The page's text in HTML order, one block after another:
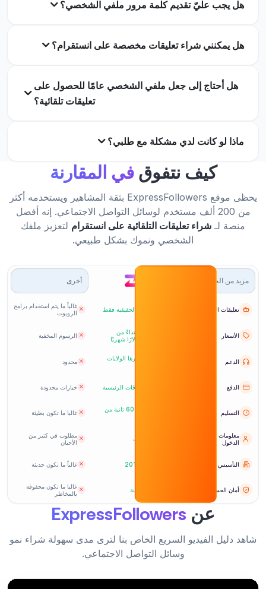
هل يجب عليّ تقديم كلمة مرور ملفي الشخصي؟
هل يمكنني شراء تعليقات مخصصة على انستقرام؟
هل أحتاج إلى جعل ملفي الشخصي عامًا للحصول على
تعليقات تلقائية؟
ماذا لو كانت لدي مشكلة مع طلبي؟
كيف نتفوقفي المقارنة
يحظى موقع ExpressFollowers بثقة المشاهير ويستخدمه أكثر
من 200 ألف مستخدم لوسائل التواصل الاجتماعي. إنه أفضل
منصة لـ شراء تعليقات التلقائية على انستقرام لتعزيز ملفك
الشخصي ونموك بشكل طبيعي.
مزيد من الخيارات أخرى
تعليقات الروبوت الحسابات الحقيقية فقط
غالباً ما يتم استخدام برامج
الروبوت
الأسعار
شفاف - ابتداءً من
الرسوم المخفية
الدعم
ومقرها الولايات
محدود
الدفع جميع البطاقات الرئيسية خيارات محدودة
التسليم
في غضون 60 ثانية من
غالبا ما تكون بطيئة
معلومات تسجيل
الدخول
غير مطلوب
مطلوب في كثير من
الأحيان
التأسيس غالباً ما تكون حديثة
أمان الحساب مضمونة آمنة
غالبا ما تكون محفوفة
بالمخاطر
عن ExpressFollowers
شاهد دليل الفيديو السريع الخاص بنا لترى مدى سهولة شراء نمو
وسائل التواصل الاجتماعي.